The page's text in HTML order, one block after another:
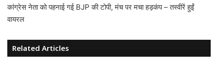
कांग्रेस नेता को पहनाई गई BJP की टोपी, मंच पर मचा हड़कंप – तस्वीरें हुईं
वायरल
Related Articles